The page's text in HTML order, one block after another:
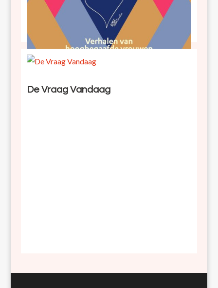
Diep gedacht en intens gevoeld
De Vraag Vandaag